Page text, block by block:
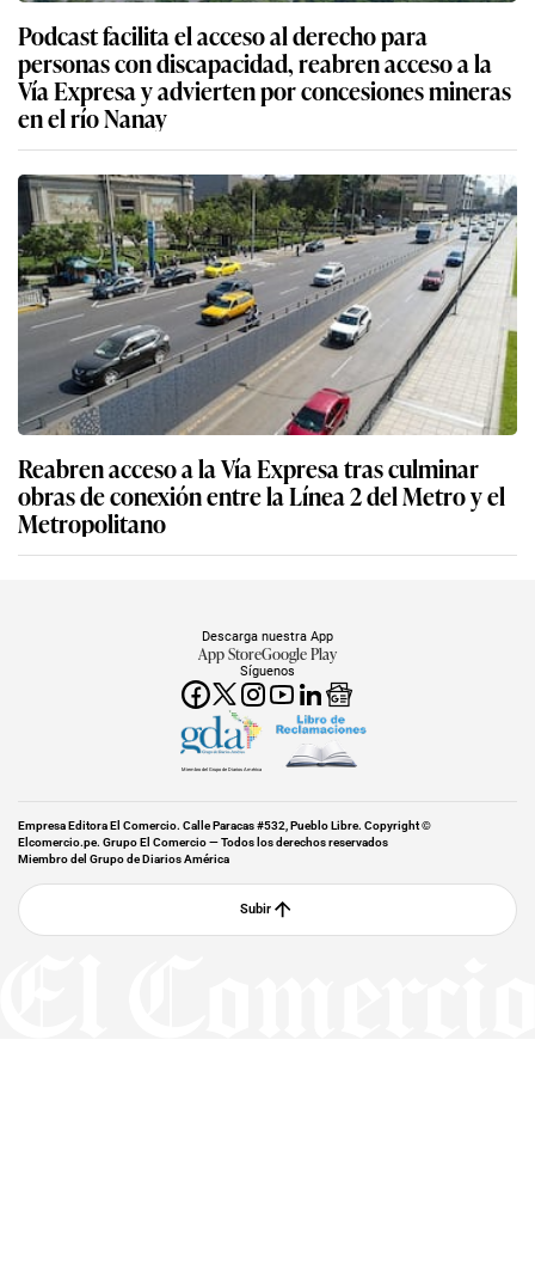
Podcast facilita el acceso al derecho para
personas con discapacidad, reabren acceso a la
Vía Expresa y advierten por concesiones mineras
en el río Nanay
Reabren acceso a la Vía Expresa tras culminar
obras de conexión entre la Línea 2 del Metro y el
Metropolitano
Síguenos
Descarga nuestra App
App StoreGoogle Play
Miembro del Grupo de Diarios América
Empresa Editora El Comercio. Calle Paracas #532, Pueblo Libre. Copyright ©
Elcomercio.pe. Grupo El Comercio — Todos los derechos reservados
Miembro del Grupo de Diarios América
Subir